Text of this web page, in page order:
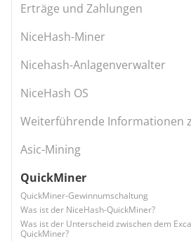
Erträge und Zahlungen
NiceHash-Miner
Nicehash-Anlagenverwalter
NiceHash OS
Weiterführende Informationen
Asic-Mining
QuickMiner
QuickMiner-Gewinnumschaltung
Was ist der NiceHash-QuickMiner?
Was ist der Unterscheid zwischen dem
QuickMiner?